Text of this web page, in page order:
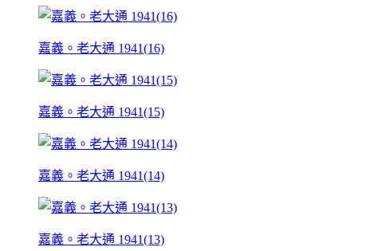
嘉義。老大通 1941(16)
嘉義。老大通 1941(15)
嘉義。老大通 1941(14)
嘉義。老大通 1941(13)